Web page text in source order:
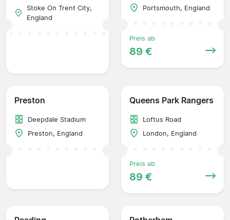
Stoke On Trent City,
England
Portsmouth, England
Preis ab
89 €
Preston
Deepdale Stadium
Preston, England
Queens Park Rangers
Loftus Road
London, England
Preis ab
89 €